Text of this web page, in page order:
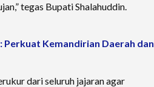
tegas Bupati Shalahuddin.
Kemandirian Daerah dan
dari seluruh jajaran agar